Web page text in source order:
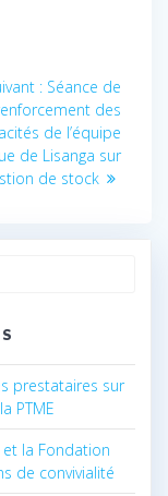
: Article
suivant
:
Séance de
des
de l’équipe
de Lisanga sur
de stock
prestataires sur
PTME
la Fondation
de convivialité